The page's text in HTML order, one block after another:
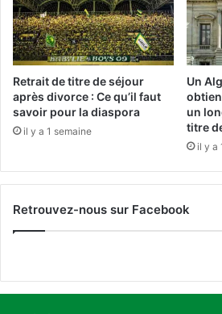
l
e
d
’
a
l
i
m
r
l
u
r
u
s
é
s
d
’
a
b
n
n
l
e
Retrait de titre de séjour
après divorce : Ce qu’il faut
savoir pour la diaspora
il y a 1 semaine
Un
un
titre
il y a
Retrouvez-nous sur Facebook